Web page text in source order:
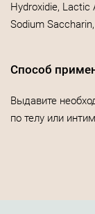
Hydroxidie, Lactic
Sodium
Способ
Выдавите
по телу или